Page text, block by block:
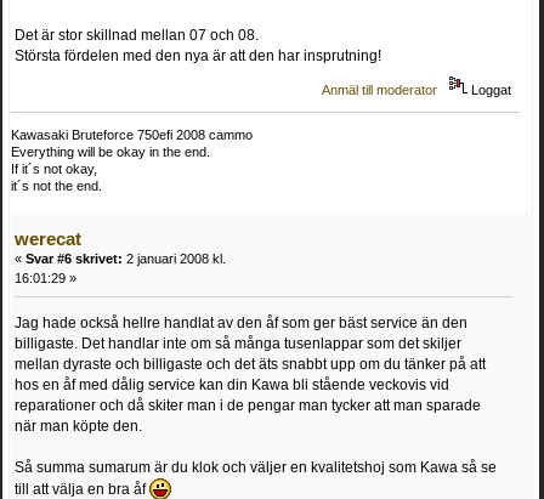
Det är stor skillnad mellan 07 och 08.
Största fördelen med den nya är att den har insprutning!
Anmäl till moderator Loggat
Kawasaki Bruteforce 750efi 2008 cammo
Everything will be okay in the end.
If it´s not okay,
it´s not the end.
werecat
« Svar #6 skrivet: 2 januari 2008 kl.
16:01:29 »
Jag hade också hellre handlat av den åf som ger bäst service än den
billigaste. Det handlar inte om så många tusenlappar som det skiljer
mellan dyraste och billigaste och det äts snabbt upp om du tänker på att
hos en åf med dålig service kan din Kawa bli stående veckovis vid
reparationer och då skiter man i de pengar man tycker att man sparade
när man köpte den.
Så summa sumarum är du klok och väljer en kvalitetshoj som Kawa så se
till att välja en bra åf